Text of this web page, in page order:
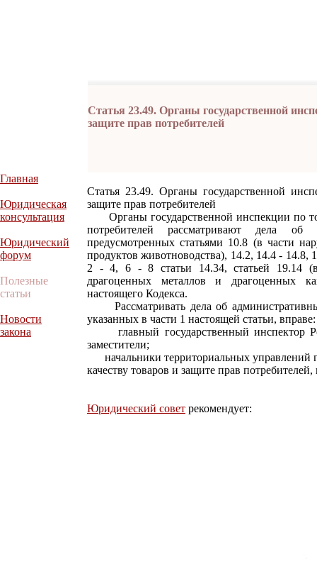
Статья 23.49. Органы государственной
защите прав потребителей
Главная
Юридическая
консультация
Юридический
форум
Полезные
статьи
Новости
закона
Статья 23.49. Органы государственной
защите прав потребителей
Органы государственной инспекции по
потребителей рассматривают дела об
предусмотренных статьями 10.8 (в части
продуктов животноводства), 14.2, 14.4 - 14.8,
2 - 4, 6 - 8 статьи 14.34, статьей 19.14
драгоценных металлов и драгоценных
настоящего Кодекса.
Рассматривать дела об
указанных в части 1 настоящей статьи, вправе:
главный государственный инспектор
заместители;
начальники территориальных управлений
качеству товаров и защите прав потребителей,
Юридический совет рекомендует: